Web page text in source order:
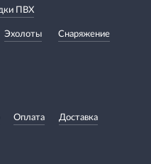
ПВХ
Эхолоты Снаряжение
Оплата Доставка